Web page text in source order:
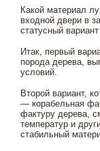
Какой материал
входной двери в
статусный
Итак, первый
порода дерева,
условий.
Второй вариант,
— корабельная
фактуру дерева,
температур и
стабильный